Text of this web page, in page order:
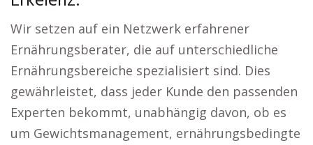
Wir setzen auf ein Netzwerk erfahrener
Ernährungsberater, die auf unterschiedliche
Ernährungsbereiche spezialisiert sind. Dies
gewährleistet, dass jeder Kunde den passenden
Experten bekommt, unabhängig davon, ob es
um Gewichtsmanagement, ernährungsbedingte